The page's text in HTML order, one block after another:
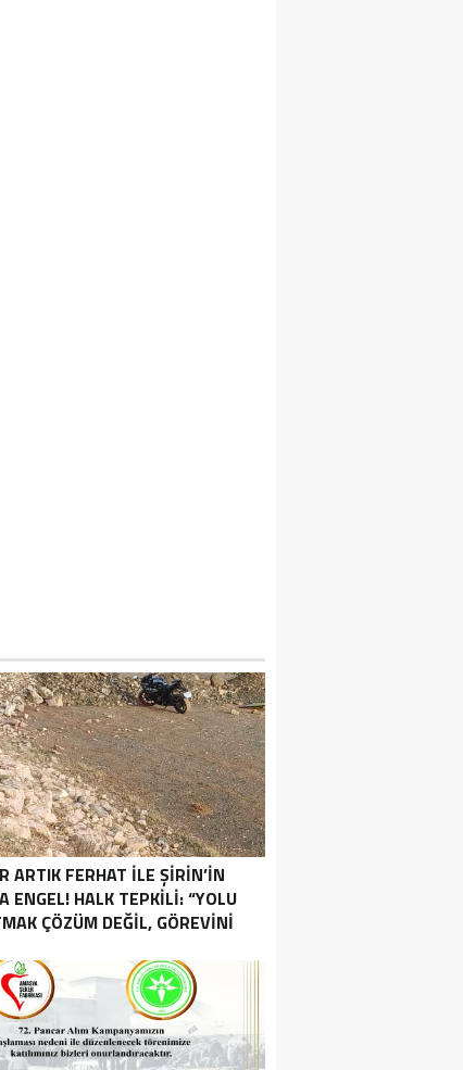
ARTIK FERHAT İLE ŞİRİN’İN
ENGEL! HALK TEPKİLİ: “YOLU
ÇÖZÜM DEĞİL, GÖREVİNİ